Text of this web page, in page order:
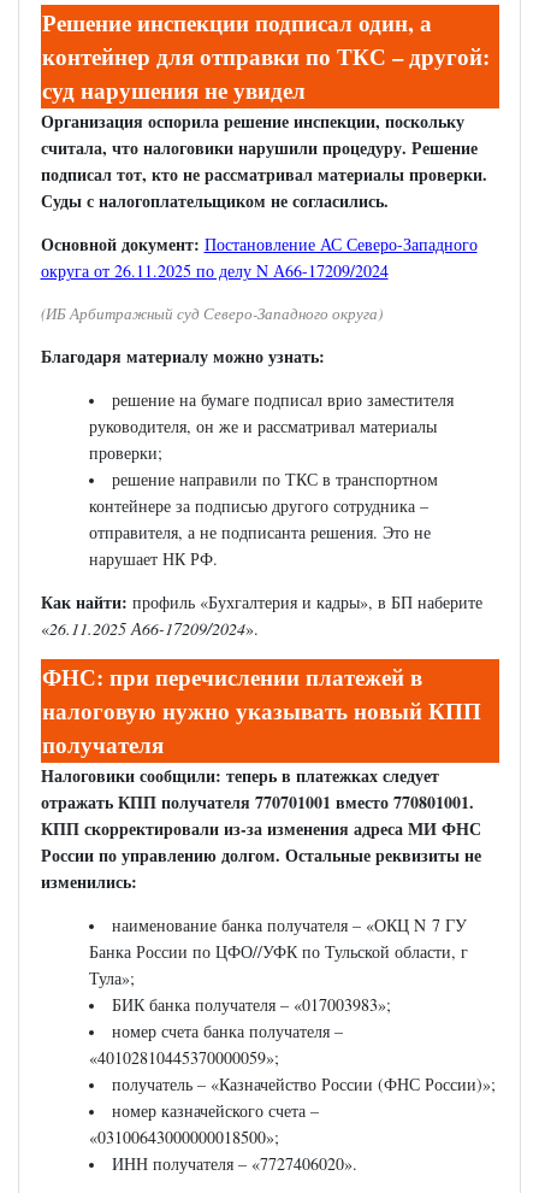
Решение инспекции подписал один, а
контейнер для отправки по ТКС – другой:
суд нарушения не увидел
Организация оспорила решение инспекции, поскольку
считала, что налоговики нарушили процедуру. Решение
подписал тот, кто не рассматривал материалы проверки.
Суды с налогоплательщиком не согласились.
Основной документ: Постановление АС Северо-Западного
округа от 26.11.2025 по делу N А66-17209/2024
(ИБ Арбитражный суд Северо-Западного округа)
Благодаря материалу можно узнать:
решение на бумаге подписал врио заместителя
руководителя, он же и рассматривал материалы
проверки;
решение направили по ТКС в транспортном
контейнере за подписью другого сотрудника –
отправителя, а не подписанта решения. Это не
нарушает НК РФ.
Как найти: профиль «Бухгалтерия и кадры», в БП наберите
«26.11.2025 А66-17209/2024».
ФНС: при перечислении платежей в
налоговую нужно указывать новый КПП
получателя
Налоговики сообщили: теперь в платежках следует
отражать КПП получателя 770701001 вместо 770801001.
КПП скорректировали из-за изменения адреса МИ ФНС
России по управлению долгом. Остальные реквизиты не
изменились:
наименование банка получателя – «ОКЦ N 7 ГУ
Банка России по ЦФО//УФК по Тульской области, г
Тула»;
БИК банка получателя – «017003983»;
номер счета банка получателя –
«40102810445370000059»;
получатель – «Казначейство России (ФНС России)»;
номер казначейского счета –
«03100643000000018500»;
ИНН получателя – «7727406020».